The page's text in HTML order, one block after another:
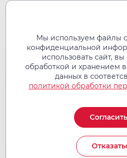
Программы "CHECK
Комплексные
Полное комплексное
организма с
медицинских услуг.
разработаны с учетом
Мы используем файлы
конфиденциальной
использовать сайт,
обработкой и хранением
данных в
политикой обработки